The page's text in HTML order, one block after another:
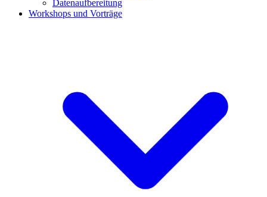
Datenaufbereitung
Workshops und Vorträge